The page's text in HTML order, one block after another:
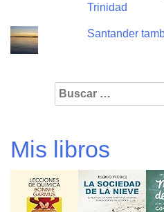
Trinidad
Santander
Buscar:
Mis libros